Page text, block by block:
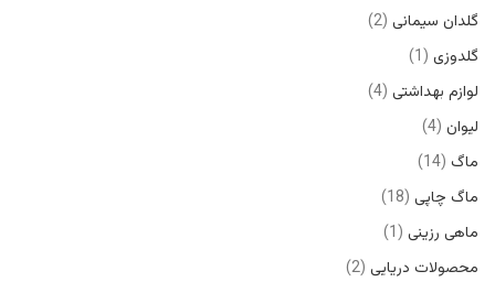
گلدان سیمانی 2
گلدوزی 1
لوازم بهداشتی 4
لیوان 4
ماگ 14
ماگ چاپی 18
ماهی رزینی 1
محصولات دریایی 2